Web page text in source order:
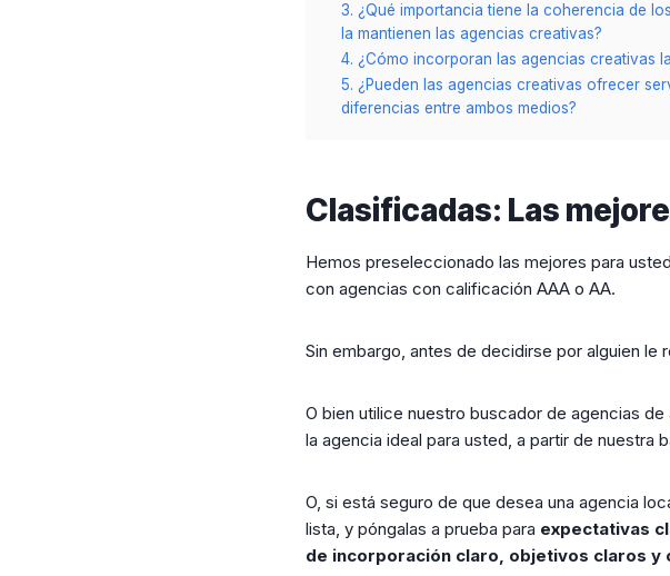
3. ¿Qué importancia tiene la coherencia de
la mantienen las agencias creativas?
4. ¿Cómo incorporan las agencias creativas
5. ¿Pueden las agencias creativas ofrecer
diferencias entre ambos medios?
Clasificadas: Las
Hemos preseleccionado las mejores para
con agencias con calificación AAA o AA.
Sin embargo, antes de decidirse por alguien le
O bien utilice nuestro buscador de agencias
la agencia ideal para usted, a partir de
O, si está seguro de que desea una agencia
lista, y póngalas a prueba para expectativas
de incorporación claro, objetivos claros y